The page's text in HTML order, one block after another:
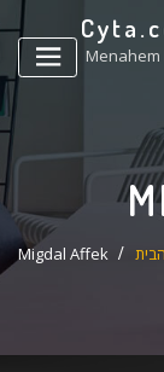
Menahem
Migdal Affek